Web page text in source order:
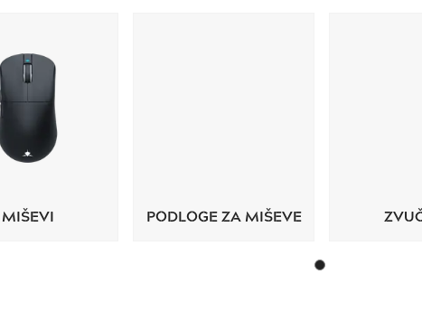
MIŠEVI PODLOGE ZA MIŠEVE